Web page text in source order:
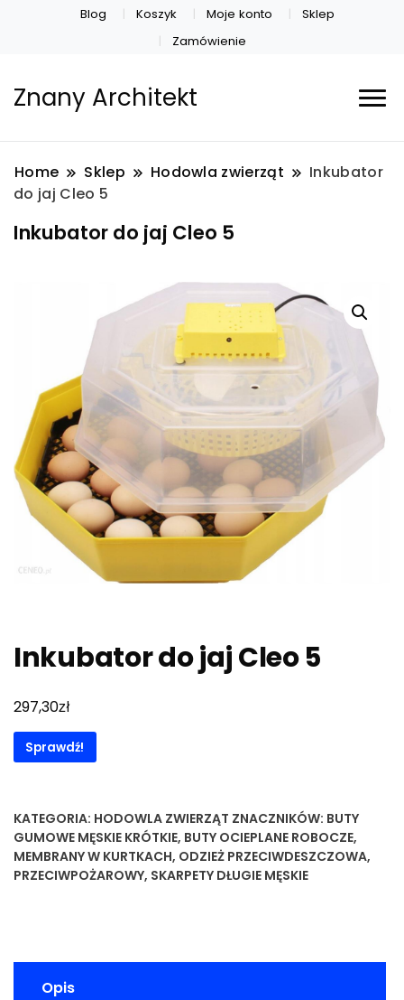
Blog Koszyk Moje konto
Sklep
Zamówienie
Znany Architekt
Home Sklep Hodowla zwierząt
Inkubator
do jaj Cleo 5
Inkubator do jaj Cleo 5
Inkubator do jaj Cleo 5
297,30zł
Sprawdź!
KATEGORIA: HODOWLA ZWIERZĄT ZNACZNIKÓW: BUTY
GUMOWE MĘSKIE KRÓTKIE, BUTY OCIEPLANE ROBOCZE,
MEMBRANY W KURTKACH, ODZIEŻ PRZECIWDESZCZOWA,
PRZECIWPOŻAROWY, SKARPETY DŁUGIE MĘSKIE
Opis